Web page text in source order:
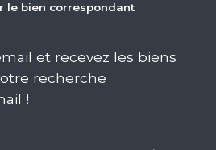
le bien correspondant
et recevez les biens
recherche
!